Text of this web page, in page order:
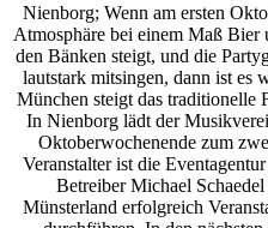
Nienborg; Wenn am ersten
Atmosphäre bei einem Maß
den Bänken steigt, und die
lautstark mitsingen, dann ist es
München steigt das traditionelle
In Nienborg lädt der
Oktoberwochenende zum
Veranstalter ist die
Betreiber Michael
Münsterland erfolgreich